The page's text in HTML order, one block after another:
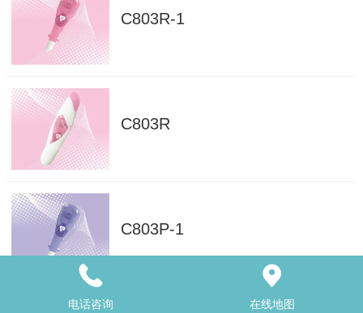
C803R-1
C803R
C803P-1
电话咨询 在线地图